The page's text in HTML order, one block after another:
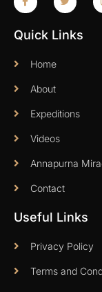
Quick Links
Home
About
Expeditions
Videos
Annapurna
Contact
Useful Links
Privacy Policy
Terms and